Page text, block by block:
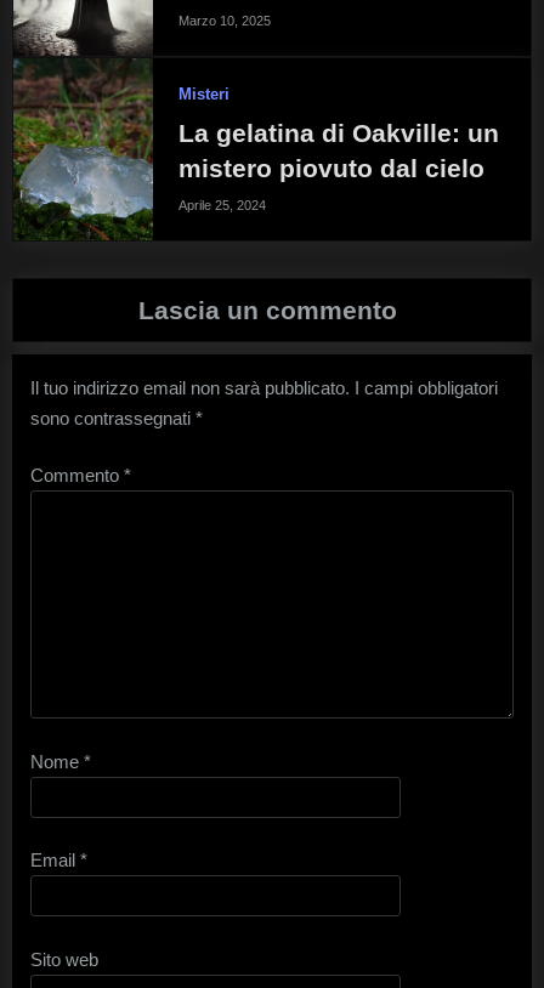
Marzo 10, 2025
Misteri
La gelatina di Oakville: un
mistero piovuto dal cielo
Aprile 25, 2024
Lascia un commento
Il tuo indirizzo email non sarà pubblicato. I campi obbligatori
sono contrassegnati *
Commento *
Nome *
Email *
Sito web